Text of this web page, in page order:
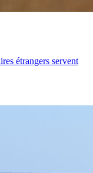
étrangers servent